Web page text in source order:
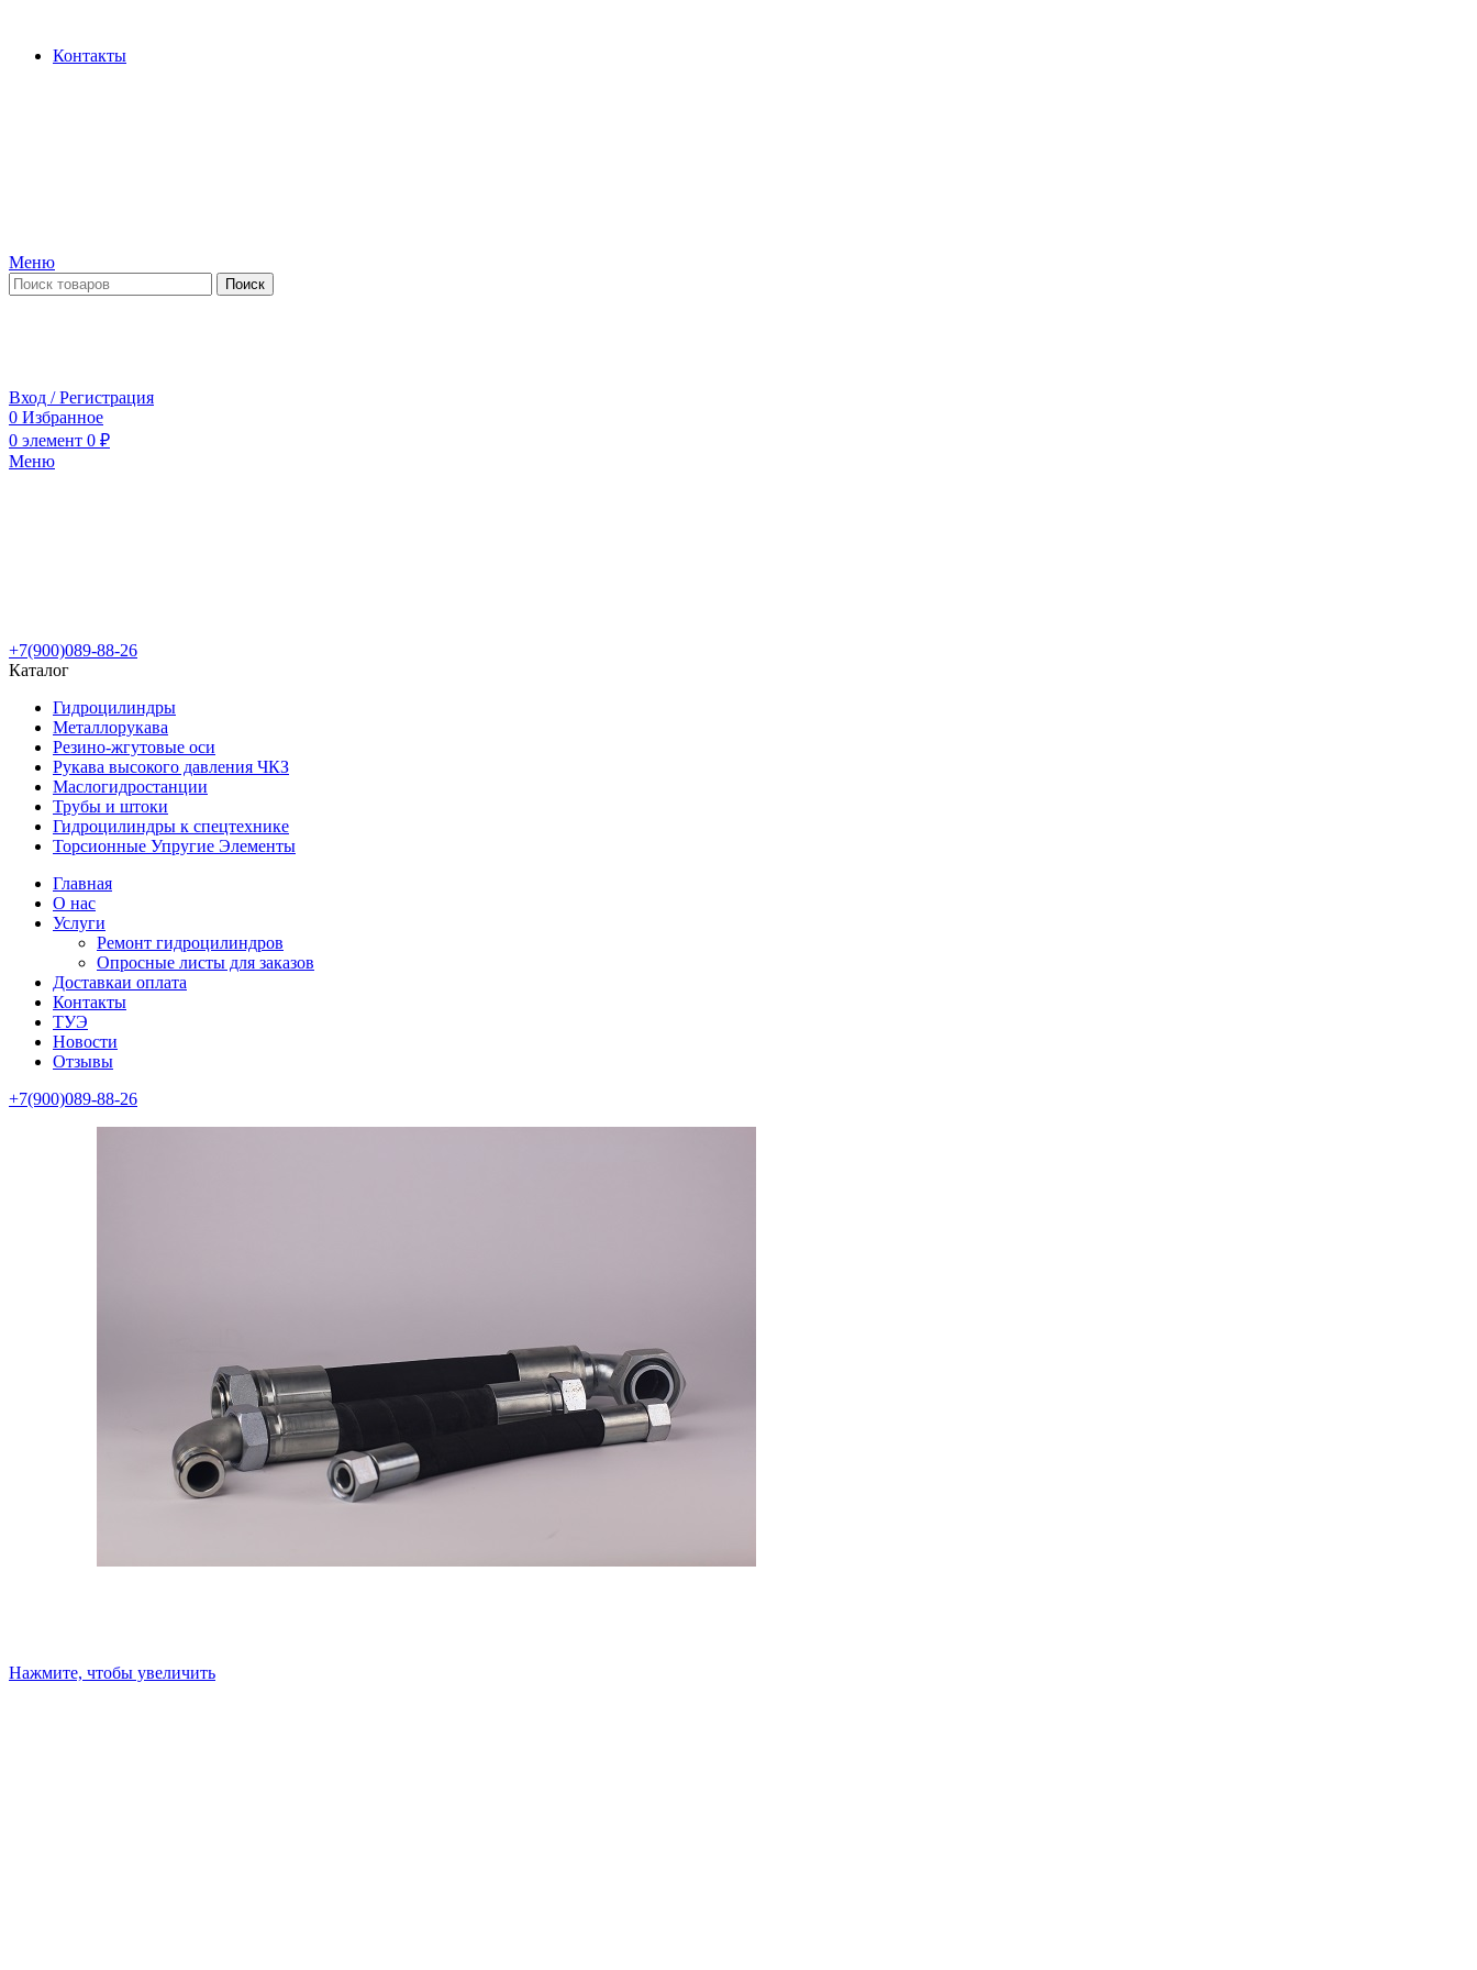
Контакты
Меню
Поиск
Вход / Регистрация
0 Избранное
0 элемент 0 ₽
Меню
+7(900)089-88-26
Каталог
Гидроцилиндры
Металлорукава
Резино-жгутовые оси
Рукава высокого давления ЧКЗ
Маслогидростанции
Трубы и штоки
Гидроцилиндры к спецтехнике
Торсионные Упругие Элементы
Главная
О нас
Услуги
Ремонт гидроцилиндров
Опросные листы для заказов
Доставкаи оплата
Контакты
ТУЭ
Новости
Отзывы
+7(900)089-88-26
Нажмите, чтобы увеличить